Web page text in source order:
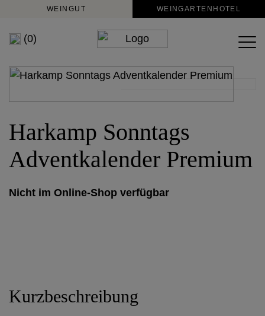
WEINGUT WEINGARTENHOTEL
(0)
Harkamp Sonntags
Adventkalender Premium
Nicht im Online-Shop verfügbar
Kurzbeschreibung